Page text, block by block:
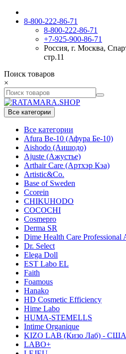
8-800-222-86-71
8-800-222-86-71
+7-925-900-86-71
Россия, г. Москва,
стр.11
Поиск товаров
×
Все категории
Все категории
Afura Be-10 (Афура Бе-10)
Aishodo (Аишодо)
Ajuste (Ажустье)
Arthair Care (Артхэр Кэа)
Artistic&Co.
Base of Sweden
Ccorein
CHIKUHODO
COCOCHI
Cosmepro
Derma SR
Dime Health Care Professional
Dr. Select
Elega Doll
EST Labo EL
Faith
Foamous
Hanako
HD Cosmetic Efficiency
Hime Labo
HUMA-STEMELLS
Intime Organique
KIZO LAB (Кизо Лаб) - США
LABO+